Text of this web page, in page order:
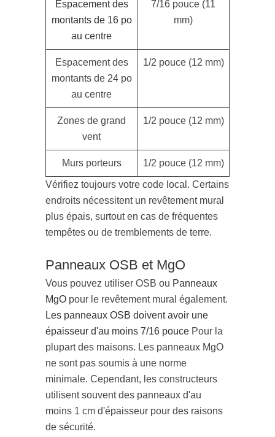
Espacement des
montants de 16 po
au centre
7/16 pouce (11
mm)
Espacement des
montants de 24 po
au centre
1/2 pouce (12 mm)
Zones de grand
vent
1/2 pouce (12 mm)
Murs porteurs 1/2 pouce (12 mm)
Vérifiez toujours votre code local. Certains
endroits nécessitent un revêtement mural
plus épais, surtout en cas de fréquentes
tempêtes ou de tremblements de terre.
Panneaux OSB et MgO
Vous pouvez utiliser OSB ou Panneaux
MgO pour le revêtement mural également.
Les panneaux OSB doivent avoir une
épaisseur d'au moins 7/16 pouce Pour la
plupart des maisons. Les panneaux MgO
ne sont pas soumis à une norme
minimale. Cependant, les constructeurs
utilisent souvent des panneaux d'au
moins 1 cm d'épaisseur pour des raisons
de sécurité.